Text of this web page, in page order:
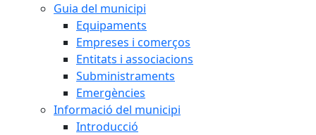
Guia del municipi
Equipaments
Empreses i comerços
Entitats i associacions
Subministraments
Emergències
Informació del municipi
Introducció